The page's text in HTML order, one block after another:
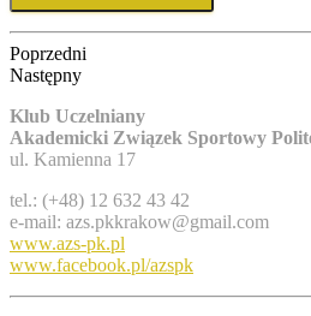
Poprzedni
Następny
Klub Uczelniany
Akademicki Związek Sportowy
ul. Kamienna 17
tel.: (+48) 12 632 43 42
e-mail: azs.pkkrakow@gmail.com
www.azs-pk.pl
www.facebook.pl/azspk